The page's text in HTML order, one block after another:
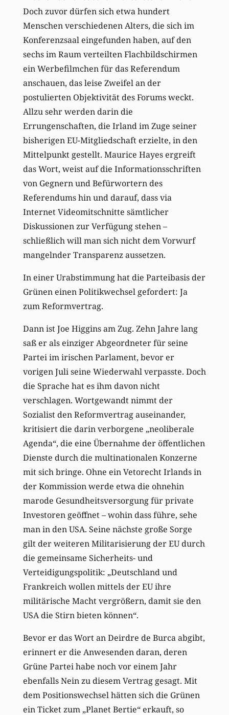
Doch zuvor dürfen sich etwa hundert
Menschen verschiedenen Alters, die sich im
Konferenzsaal eingefunden haben, auf den
sechs im Raum verteilten Flachbildschirmen
ein Werbefilmchen für das Referendum
anschauen, das leise Zweifel an der
postulierten Objektivität des Forums weckt.
Allzu sehr werden darin die
Errungenschaften, die Irland im Zuge seiner
bisherigen EU-Mitgliedschaft erzielte, in den
Mittelpunkt gestellt. Maurice Hayes ergreift
das Wort, weist auf die Informationsschriften
von Gegnern und Befürwortern des
Referendums hin und darauf, dass via
Internet Videomitschnitte sämtlicher
Diskussionen zur Verfügung stehen –
schließlich will man sich nicht dem Vorwurf
mangelnder Transparenz aussetzen.
In einer Urabstimmung hat die Parteibasis der
Grünen einen Politikwechsel gefordert: Ja
zum Reformvertrag.
Dann ist Joe Higgins am Zug. Zehn Jahre lang
saß er als einziger Abgeordneter für seine
Partei im irischen Parlament, bevor er
vorigen Juli seine Wiederwahl verpasste. Doch
die Sprache hat es ihm davon nicht
verschlagen. Wortgewandt nimmt der
Sozialist den Reformvertrag auseinander,
kritisiert die darin verborgene „neoliberale
Agenda“, die eine Übernahme der öffentlichen
Dienste durch die multinationalen Konzerne
mit sich bringe. Ohne ein Vetorecht Irlands in
der Kommission werde etwa die ohnehin
marode Gesundheitsversorgung für private
Investoren geöffnet – wohin dass führe, sehe
man in den USA. Seine nächste große Sorge
gilt der weiteren Militarisierung der EU durch
die gemeinsame Sicherheits- und
Verteidigungspolitik: „Deutschland und
Frankreich wollen mittels der EU ihre
militärische Macht vergrößern, damit sie den
USA die Stirn bieten können“.
Bevor er das Wort an Deirdre de Burca abgibt,
erinnert er die Anwesenden daran, deren
Grüne Partei habe noch vor einem Jahr
ebenfalls Nein zu diesem Vertrag gesagt. Mit
dem Positionswechsel hätten sich die Grünen
ein Ticket zum „Planet Bertie“ erkauft, so